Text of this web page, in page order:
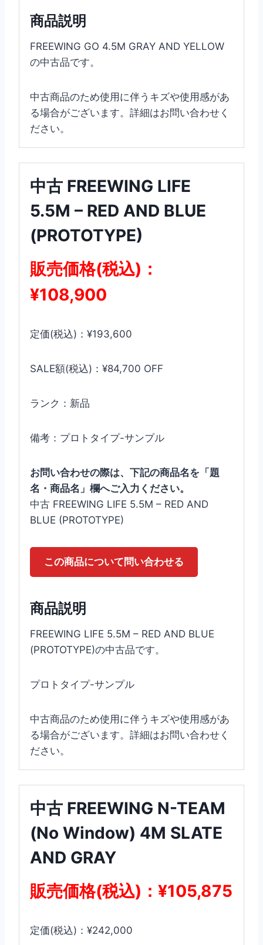
商品説明
FREEWING GO 4.5M GRAY AND YELLOW
の中古品です。
中古商品のため使用に伴うキズや使用感があ
る場合がございます。詳細はお問い合わせく
ださい。
中古 FREEWING LIFE
5.5M – RED AND BLUE
(PROTOTYPE)
販売価格(税込)：
¥108,900
定価(税込)：¥193,600
SALE額(税込)：¥84,700 OFF
ランク：新品
備考：プロトタイプ-サンプル
お問い合わせの際は、下記の商品名を「題
名・商品名」欄へご入力ください。
中古 FREEWING LIFE 5.5M – RED AND
BLUE (PROTOTYPE)
この商品について問い合わせる
商品説明
FREEWING LIFE 5.5M – RED AND BLUE
(PROTOTYPE)の中古品です。
プロトタイプ-サンプル
中古商品のため使用に伴うキズや使用感があ
る場合がございます。詳細はお問い合わせく
ださい。
中古 FREEWING N-TEAM
(No Window) 4M SLATE
AND GRAY
販売価格(税込)：¥105,875
定価(税込)：¥242,000